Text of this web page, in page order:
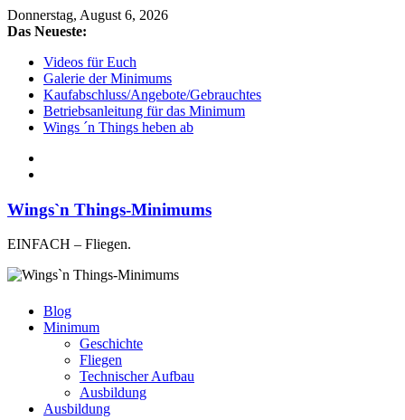
Donnerstag, August 6, 2026
Das Neueste:
Videos für Euch
Galerie der Minimums
Kaufabschluss/Angebote/Gebrauchtes
Betriebsanleitung für das Minimum
Wings ´n Things heben ab
Wings`n Things-Minimums
EINFACH – Fliegen.
Blog
Minimum
Geschichte
Fliegen
Technischer Aufbau
Ausbildung
Ausbildung